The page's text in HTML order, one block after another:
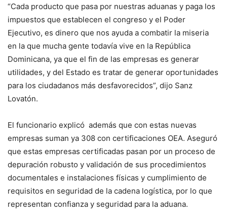
“Cada producto que pasa por nuestras aduanas y paga los
impuestos que establecen el congreso y el Poder
Ejecutivo, es dinero que nos ayuda a combatir la miseria
en la que mucha gente todavía vive en la República
Dominicana, ya que el fin de las empresas es generar
utilidades, y del Estado es tratar de generar oportunidades
para los ciudadanos más desfavorecidos”, dijo Sanz
Lovatón.
El funcionario explicó además que con estas nuevas
empresas suman ya 308 con certificaciones OEA. Aseguró
que estas empresas certificadas pasan por un proceso de
depuración robusto y validación de sus procedimientos
documentales e instalaciones físicas y cumplimiento de
requisitos en seguridad de la cadena logística, por lo que
representan confianza y seguridad para la aduana.